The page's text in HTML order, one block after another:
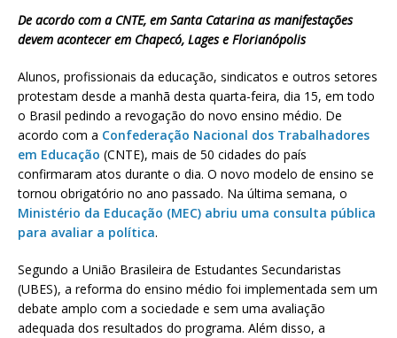
De acordo com a CNTE, em Santa Catarina as manifestações
devem acontecer em Chapecó, Lages e Florianópolis
Alunos, profissionais da educação, sindicatos e outros setores
protestam desde a manhã desta quarta-feira, dia 15, em todo
o Brasil pedindo a revogação do novo ensino médio. De
acordo com a Confederação Nacional dos Trabalhadores
em Educação (CNTE), mais de 50 cidades do país
confirmaram atos durante o dia. O novo modelo de ensino se
tornou obrigatório no ano passado. Na última semana, o
Ministério da Educação (MEC) abriu uma consulta pública
para avaliar a política.
Segundo a União Brasileira de Estudantes Secundaristas
(UBES), a reforma do ensino médio foi implementada sem um
debate amplo com a sociedade e sem uma avaliação
adequada dos resultados do programa. Além disso, a